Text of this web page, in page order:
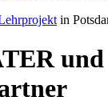
t in
und